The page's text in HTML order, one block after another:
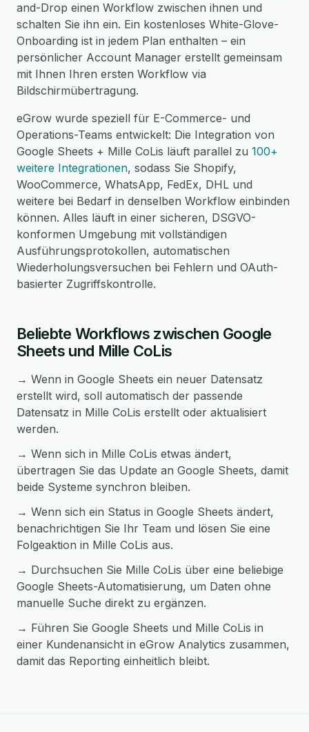
and-Drop einen Workflow zwischen ihnen und
schalten Sie ihn ein. Ein kostenloses White-Glove-
Onboarding ist in jedem Plan enthalten – ein
persönlicher Account Manager erstellt gemeinsam
mit Ihnen Ihren ersten Workflow via
Bildschirmübertragung.
eGrow wurde speziell für E-Commerce- und
Operations-Teams entwickelt: Die Integration von
Google Sheets + Mille CoLis läuft parallel zu 100+
weitere Integrationen, sodass Sie Shopify,
WooCommerce, WhatsApp, FedEx, DHL und
weitere bei Bedarf in denselben Workflow einbinden
können. Alles läuft in einer sicheren, DSGVO-
konformen Umgebung mit vollständigen
Ausführungsprotokollen, automatischen
Wiederholungsversuchen bei Fehlern und OAuth-
basierter Zugriffskontrolle.
Beliebte Workflows zwischen Google
Sheets und Mille CoLis
→ Wenn in Google Sheets ein neuer Datensatz
erstellt wird, soll automatisch der passende
Datensatz in Mille CoLis erstellt oder aktualisiert
werden.
→ Wenn sich in Mille CoLis etwas ändert,
übertragen Sie das Update an Google Sheets, damit
beide Systeme synchron bleiben.
→ Wenn sich ein Status in Google Sheets ändert,
benachrichtigen Sie Ihr Team und lösen Sie eine
Folgeaktion in Mille CoLis aus.
→ Durchsuchen Sie Mille CoLis über eine beliebige
Google Sheets-Automatisierung, um Daten ohne
manuelle Suche direkt zu ergänzen.
→ Führen Sie Google Sheets und Mille CoLis in
einer Kundenansicht in eGrow Analytics zusammen,
damit das Reporting einheitlich bleibt.